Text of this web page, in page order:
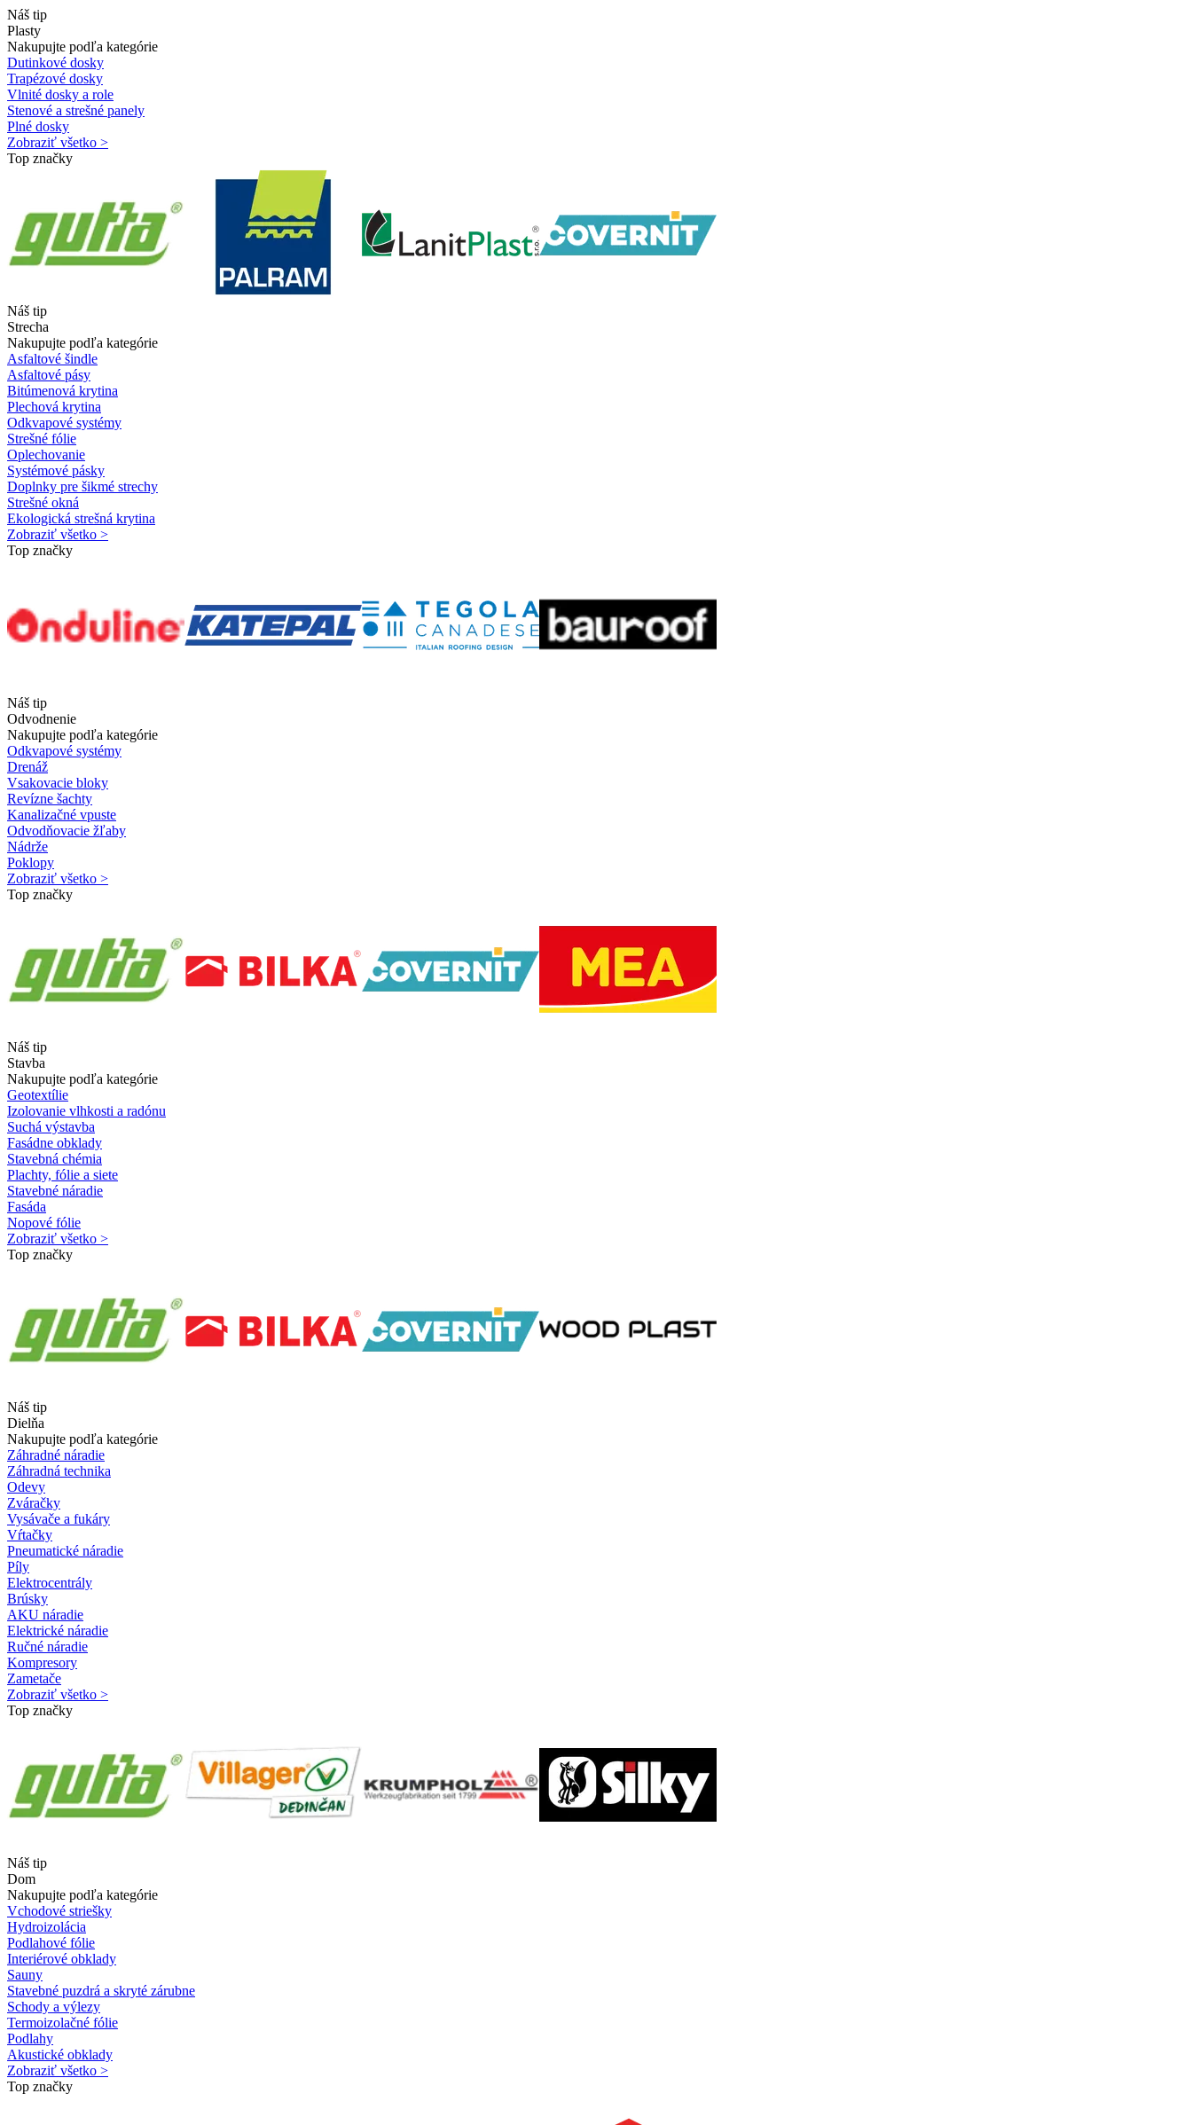
Náš tip
Plasty
Nakupujte podľa kategórie
Dutinkové dosky
Trapézové dosky
Vlnité dosky a role
Stenové a strešné panely
Plné dosky
Zobraziť všetko >
Top značky
Náš tip
Strecha
Nakupujte podľa kategórie
Asfaltové šindle
Asfaltové pásy
Bitúmenová krytina
Plechová krytina
Odkvapové systémy
Strešné fólie
Oplechovanie
Systémové pásky
Doplnky pre šikmé strechy
Strešné okná
Ekologická strešná krytina
Zobraziť všetko >
Top značky
Náš tip
Odvodnenie
Nakupujte podľa kategórie
Odkvapové systémy
Drenáž
Vsakovacie bloky
Revízne šachty
Kanalizačné vpuste
Odvodňovacie žľaby
Nádrže
Poklopy
Zobraziť všetko >
Top značky
Náš tip
Stavba
Nakupujte podľa kategórie
Geotextílie
Izolovanie vlhkosti a radónu
Suchá výstavba
Fasádne obklady
Stavebná chémia
Plachty, fólie a siete
Stavebné náradie
Fasáda
Nopové fólie
Zobraziť všetko >
Top značky
Náš tip
Dielňa
Nakupujte podľa kategórie
Záhradné náradie
Záhradná technika
Odevy
Zváračky
Vysávače a fukáry
Vŕtačky
Pneumatické náradie
Píly
Elektrocentrály
Brúsky
AKU náradie
Elektrické náradie
Ručné náradie
Kompresory
Zametače
Zobraziť všetko >
Top značky
Náš tip
Dom
Nakupujte podľa kategórie
Vchodové striešky
Hydroizolácia
Podlahové fólie
Interiérové obklady
Sauny
Stavebné puzdrá a skryté zárubne
Schody a výlezy
Termoizolačné fólie
Podlahy
Akustické obklady
Zobraziť všetko >
Top značky